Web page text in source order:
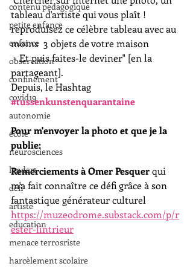
contenu pedagogique
petite enfance
enfance
observation
confinement
covid19
autonomie
école
neurosciences
landart
défi
artiste
education
menace terrosriste
harcèlement scolaire
tableau d'artiste qui vous plaît !
reproduisez ce célèbre tableau avec au
moins  3 objets de votre maison
- Et puis faites-le deviner" [en la
partageant].
Depuis, le Hashtag
#tussenkunstenquarantaine
Pour m'envoyer la photo et que je la
publie:
Remerciements à Omer Pesquer qui
m'a fait connaître ce défi grâce à son
fantastique générateur culturel
https://muzeodrome.substack.com/p/r
ester-lintrieur